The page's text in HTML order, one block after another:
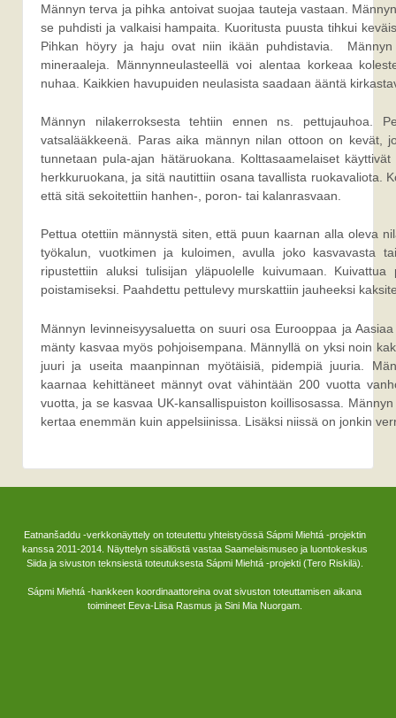
Männyn terva ja pihka antoivat suojaa tauteja vastaan.
se puhdisti ja valkaisi hampaita. Kuoritusta puusta tihkui
Pihkan höyry ja haju ovat niin ikään puhdistavia.
mineraaleja. Männynneulasteellä voi alentaa korkeaa
nuhaa. Kaikkien havupuiden neulasista saadaan ääntä
Männyn nilakerroksesta tehtiin ennen ns. pettujauhoa.
vatsalääkkeenä. Paras aika männyn nilan ottoon on kevät,
tunnetaan pula-ajan hätäruokana. Kolttasaamelaiset
herkkuruokana, ja sitä nautittiin osana tavallista ruokavaliota.
että sitä sekoitettiin hanhen-, poron- tai kalanrasvaan.
Pettua otettiin männystä siten, että puun kaarnan alla oleva
työkalun, vuotkimen ja kuloimen, avulla joko kasvavasta
ripustettiin aluksi tulisijan yläpuolelle kuivumaan.
poistamiseksi. Paahdettu pettulevy murskattiin jauheeksi
Männyn levinneisyysaluetta on suuri osa Eurooppaa ja
mänty kasvaa myös pohjoisempana. Männyllä on yksi noin
juuri ja useita maanpinnan myötäisiä, pidempiä juuria.
kaarnaa kehittäneet männyt ovat vähintään 200 vuotta
vuotta, ja se kasvaa UK-kansallispuiston koillisosassa.
kertaa enemmän kuin appelsiinissa. Lisäksi niissä on jonkin
Eatnanšaddu -verkkonäyttely on toteutettu yhteistyössä Sápmi Miehtá -projektin
kanssa 2011-2014. Näyttelyn sisällöstä vastaa Saamelaismuseo ja luontokeskus
Siida ja sivuston teknsiestä toteutuksesta Sápmi Miehtá -projekti (Tero Riskilä).
Sápmi Miehtá -hankkeen koordinaattoreina ovat sivuston toteuttamisen aikana
toimineet Eeva-Liisa Rasmus ja Sini Mia Nuorgam.